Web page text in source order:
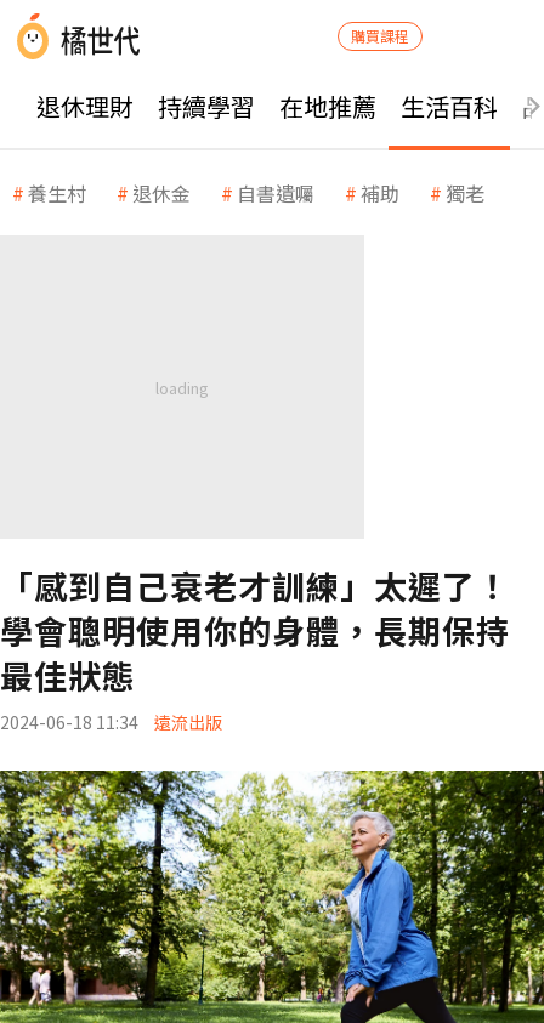
購買課程
退休理財 持續學習 在地推薦 生活百科
養生村 退休金 自書遺囑 補助 獨老
「感到自己衰老才訓練」太遲了！
學會聰明使用你的身體，長期保持
最佳狀態
2024-06-18 11:34 遠流出版